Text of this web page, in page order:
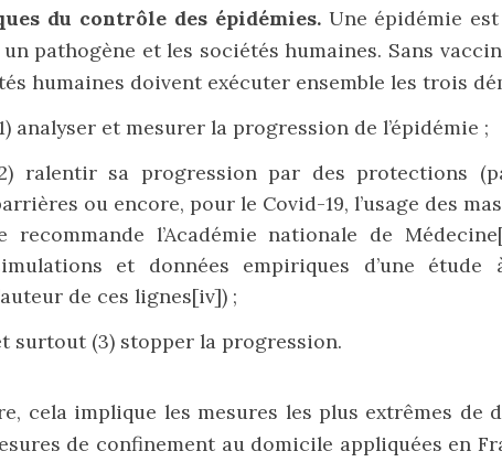
du contrôle des épidémies.Une épidémie
pathogène et les sociétés humaines. Sans
humaines doivent exécuter ensemble les trois
analyser et mesurer la progression de l’épidémie ;
ralentir sa progression par des protections
ou encore, pour le Covid-19, l’usage des
recommande l’Académie nationale de Médecine
et données empiriques d’une
de ces lignes[iv]) ;
surtout (3) stopper la progression.
cela implique les mesures les plus extrêmes de
de confinement au domicile appliquées en